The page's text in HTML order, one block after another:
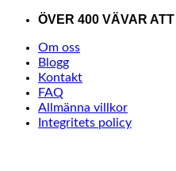
Skip
content
ÖVER 400 VÄVAR
Om oss
Blogg
Kontakt
FAQ
Allmänna villkor
Integritets policy